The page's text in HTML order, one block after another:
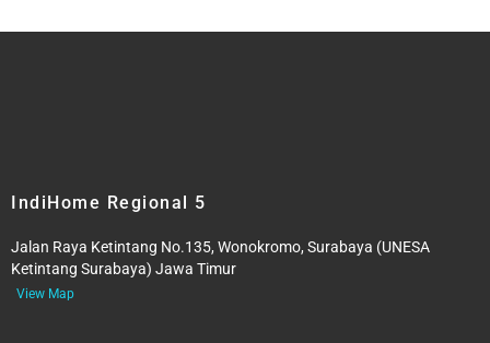
IndiHome Regional 5
Jalan Raya Ketintang No.135, Wonokromo, Surabaya (UNESA
Ketintang Surabaya) Jawa Timur
View Map